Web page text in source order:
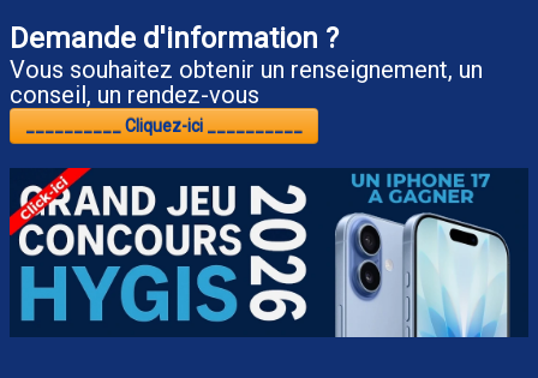
Demande d'information ?
Vous souhaitez obtenir un renseignement, un
conseil, un rendez-vous
__________ Cliquez-ici __________